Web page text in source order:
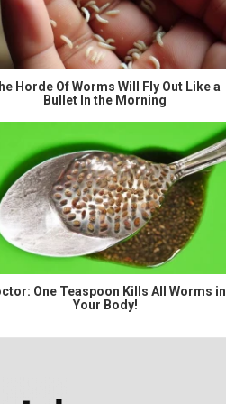
Horde Of Worms Will Fly Out Like a
Bullet In the Morning
One Teaspoon Kills All Worms in
Your Body!